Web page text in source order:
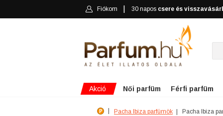
Fiókom 30 napos csere és
Akció Női parfüm Férfi parfüm
Pacha Ibiza parfümök Pacha Ibiza